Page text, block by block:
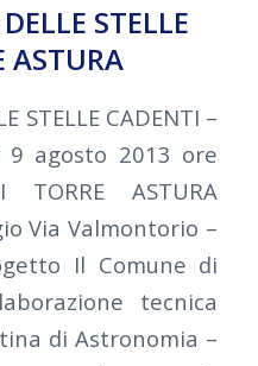
STELLE
ASTURA
STELLE CADENTI –
9 agosto 2013 ore
TORRE ASTURA
Via Valmontorio –
Il Comune di
tecnica
di Astronomia –